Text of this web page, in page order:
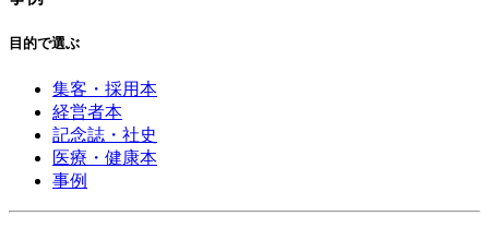
目的で選ぶ
集客・採用本
経営者本
記念誌・社史
医療・健康本
事例